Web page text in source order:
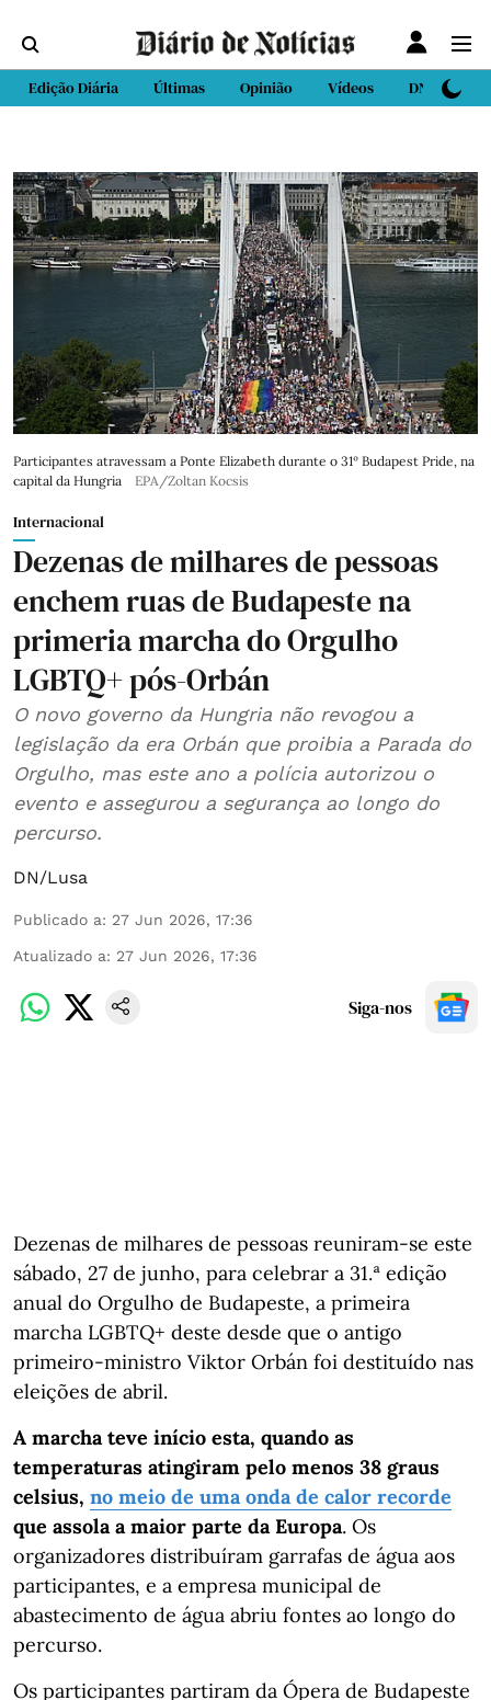
Edição Diária Últimas Opinião Vídeos DN Sport
Participantes atravessam a Ponte Elizabeth durante o 31º Budapest Pride, na
capital da Hungria
EPA/Zoltan Kocsis
Internacional
Dezenas de milhares de pessoas
enchem ruas de Budapeste na
primeria marcha do Orgulho
LGBTQ+ pós-Orbán
O novo governo da Hungria não revogou a
legislação da era Orbán que proibia a Parada do
Orgulho, mas este ano a polícia autorizou o
evento e assegurou a segurança ao longo do
percurso.
DN/Lusa
Publicado a: 27 Jun 2026, 17:36
Atualizado a: 27 Jun 2026, 17:36
Siga-nos
Dezenas de milhares de pessoas reuniram-se este
sábado, 27 de junho, para celebrar a 31.ª edição
anual do Orgulho de Budapeste, a primeira
marcha LGBTQ+ deste desde que o antigo
primeiro-ministro Viktor Orbán foi destituído nas
eleições de abril.
A marcha teve início esta, quando as
temperaturas atingiram pelo menos 38 graus
celsius, no meio de uma onda de calor recorde
que assola a maior parte da Europa. Os
organizadores distribuíram garrafas de água aos
participantes, e a empresa municipal de
abastecimento de água abriu fontes ao longo do
percurso.
Os participantes partiram da Ópera de Budapeste